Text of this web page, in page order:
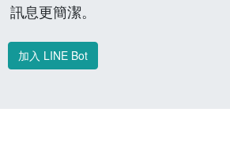
訊息更簡潔。
加入 LINE Bot